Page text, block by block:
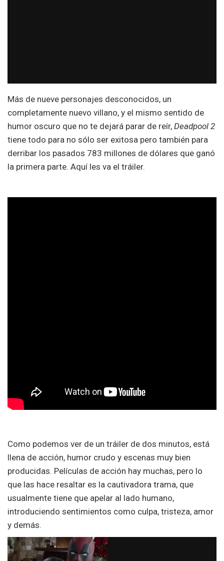
Más de nueve personajes desconocidos, un
completamente nuevo villano, y el mismo sentido de
humor oscuro que no te dejará parar de reír, Deadpool 2
tiene todo para no sólo ser exitosa pero también para
derribar los pasados 783 millones de dólares que ganó
la primera parte. Aquí les va el tráiler.
Como podemos ver de un tráiler de dos minutos, está
llena de acción, humor crudo y escenas muy bien
producidas. Películas de acción hay muchas, pero lo
que las hace resaltar es la cautivadora trama, que
usualmente tiene que apelar al lado humano,
introduciendo sentimientos como culpa, tristeza, amor
y demás.